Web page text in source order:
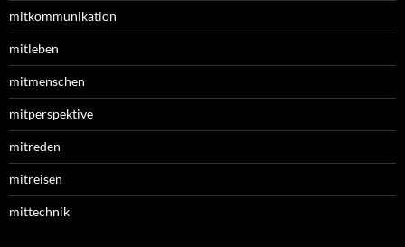
mitkommunikation
mitleben
mitmenschen
mitperspektive
mitreden
mitreisen
mittechnik